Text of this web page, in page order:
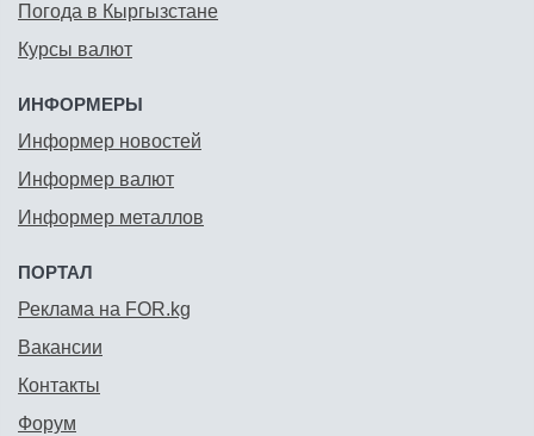
Погода в Кыргызстане
Курсы валют
ИНФОРМЕРЫ
Информер новостей
Информер валют
Информер металлов
ПОРТАЛ
Реклама на FOR.kg
Вакансии
Контакты
Форум